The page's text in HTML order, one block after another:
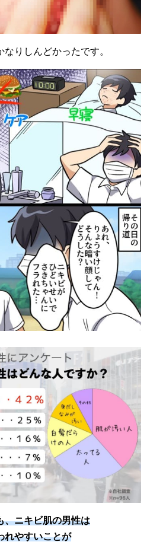
りしんどかったです。
、ニキビ肌の男性は
れやすいことが